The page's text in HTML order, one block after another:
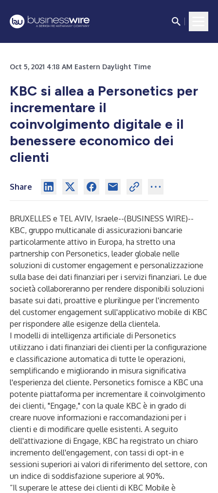
Oct 5, 2021 4:18 AM Eastern Daylight Time
KBC si allea a Personetics per
incrementare il
coinvolgimento digitale e il
benessere economico dei
clienti
Share
BRUXELLES e TEL AVIV, Israele--(BUSINESS WIRE)--
KBC, gruppo multicanale di assicurazioni bancarie
particolarmente attivo in Europa, ha stretto una
partnership con Personetics, leader globale nelle
soluzioni di customer engagement e personalizzazione
sulla base dei dati finanziari per i servizi finanziari. Le due
società collaboreranno per rendere disponibili soluzioni
basate sui dati, proattive e plurilingue per l'incremento
del customer engagement sull'applicativo mobile di KBC
per rispondere alle esigenze della clientela.
I modelli di intelligenza artificiale di Personetics
utilizzano i dati finanziari dei clienti per la configurazione
e classificazione automatica di tutte le operazioni,
semplificando e migliorando in misura significativa
l'esperienza del cliente. Personetics fornisce a KBC una
potente piattaforma per incrementare il coinvolgimento
dei clienti, "Engage," con la quale KBC è in grado di
creare nuove informazioni e raccomandazioni per i
clienti e di modificare quelle esistenti. A seguito
dell'attivazione di Engage, KBC ha registrato un chiaro
incremento dell'engagement, con tassi di opt-in e
sessioni superiori ai valori di riferimento del settore, con
un indice di soddisfazione superiore al 90%.
“Il superare le attese dei clienti di KBC Mobile è